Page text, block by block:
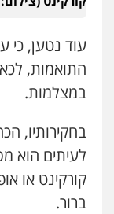
עוד נטען, כי
התואמות,
במצלמות.
בחקירותיו,
לעיתים הוא
קורקינט או
ברור.